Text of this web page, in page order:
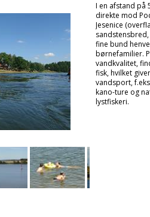
I en afstand på
direkte mod
Jesenice
fine bund
børnefamilier.
vandkvalitet,
fisk, hvilket
vandsport,
kano-ture og
lystfiskeri.